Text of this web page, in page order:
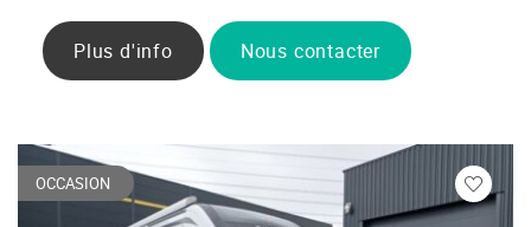
Plus d'info Nous contacter
OCCASION
Veuillez